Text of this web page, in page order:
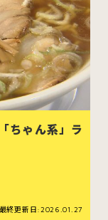
つがる市
市
沢市
エリアをみる
ちゃん系」ラ
最終更新日:2026.01.27